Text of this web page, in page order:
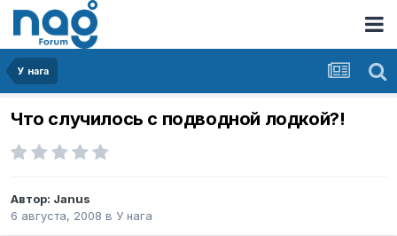
У нага
Что случилось с подводной лодкой?!
Автор: Janus
6 августа, 2008 в У нага